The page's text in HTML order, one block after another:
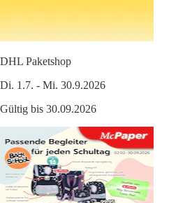
DHL Paketshop
Di. 1.7. - Mi. 30.9.2026
Gültig bis 30.09.2026